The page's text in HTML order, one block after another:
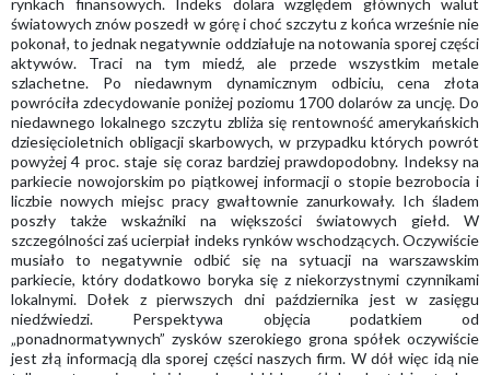
rynkach finansowych. Indeks dolara względem głównych walut
światowych znów poszedł w górę i choć szczytu z końca wrześnie nie
pokonał, to jednak negatywnie oddziałuje na notowania sporej części
aktywów. Traci na tym miedź, ale przede wszystkim metale
szlachetne. Po niedawnym dynamicznym odbiciu, cena złota
powróciła zdecydowanie poniżej poziomu 1700 dolarów za uncję. Do
niedawnego lokalnego szczytu zbliża się rentowność amerykańskich
dziesięcioletnich obligacji skarbowych, w przypadku których powrót
powyżej 4 proc. staje się coraz bardziej prawdopodobny. Indeksy na
parkiecie nowojorskim po piątkowej informacji o stopie bezrobocia i
liczbie nowych miejsc pracy gwałtownie zanurkowały. Ich śladem
poszły także wskaźniki na większości światowych giełd. W
szczególności zaś ucierpiał indeks rynków wschodzących. Oczywiście
musiało to negatywnie odbić się na sytuacji na warszawskim
parkiecie, który dodatkowo boryka się z niekorzystnymi czynnikami
lokalnymi. Dołek z pierwszych dni października jest w zasięgu
niedźwiedzi. Perspektywa objęcia podatkiem od
„ponadnormatywnych” zysków szerokiego grona spółek oczywiście
jest złą informacją dla sporej części naszych firm. W dół więc idą nie